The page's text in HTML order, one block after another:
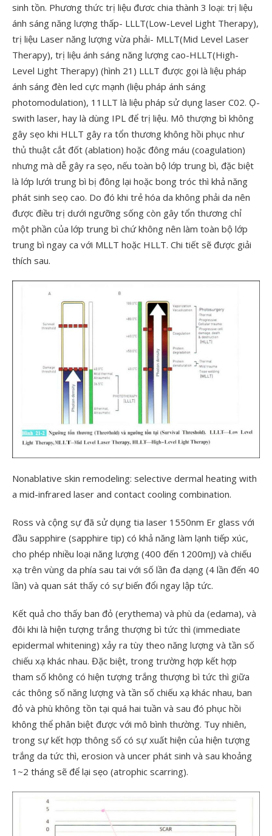
sinh tồn. Phương thức trị liệu đươc chia thành 3 loại: trị liệu
ánh sáng năng lượng thấp- LLLT(Low-Level Light Therapy),
trị liệu Laser năng lượng vừa phải- MLLT(Mid Level Laser
Therapy), trị liệu ánh sáng năng lượng cao-HLLT(High-
Level Light Therapy) (hình 21) LLLT được gọi là liệu pháp
ánh sáng đèn led cực mạnh (liệu pháp ánh sáng
photomodulation), 11LLT là liệu pháp sử dụng laser C02. Ọ-
swith laser, hay là dùng IPL để trị liệu. Mô thượng bì không
gây sẹo khi HLLT gây ra tổn thương không hồi phục như
thủ thuật cắt đốt (ablation) hoặc đông máu (coagulation)
nhưng mà dễ gây ra sẹo, nếu toàn bộ lớp trung bì, đặc biệt
là lớp lưới trung bì bị đông lại hoặc bong tróc thì khả năng
phát sinh seọ cao. Do đó khi trẻ hóa da không phải da nên
được điều trị dưới ngưỡng sống còn gây tổn thương chỉ
một phần của lớp trung bì chứ không nên làm toàn bộ lớp
trung bì ngay ca với MLLT hoặc HLLT. Chi tiết sẽ được giải
thích sau.
Nonablative skin remodeling: selective dermal heating with
a mid-infrared laser and contact cooling combination.
Ross và cộng sự đã sử dụng tia laser 1550nm Er glass với
đầu sapphire (sapphire tip) có khả năng làm lạnh tiếp xúc,
cho phép nhiều loại năng lượng (400 đến 1200mJ) và chiếu
xạ trên vùng da phía sau tai với số lần đa dạng (4 lần đến 40
lần) và quan sát thấy có sự biến đổi ngay lập tức.
Kết quả cho thấy ban đỏ (erythema) và phù da (edama), và
đôi khi là hiện tượng trắng thượng bì tức thì (immediate
epidermal whitening) xảy ra tùy theo năng lượng và tần số
chiếu xạ khác nhau. Đặc biệt, trong trường hợp kết hợp
tham số không có hiện tượng trắng thượng bì tức thì giữa
các thông số năng lượng và tần số chiếu xạ khác nhau, ban
đỏ và phù không tồn tại quá hai tuần và sau đó phục hồi
không thể phân biệt được với mô bình thường. Tuy nhiên,
trong sự kết hợp thông số có sự xuất hiện của hiện tượng
trắng da tức thì, erosion và uncer phát sinh và sau khoảng
1~2 tháng sẽ để lại sẹo (atrophic scarring).